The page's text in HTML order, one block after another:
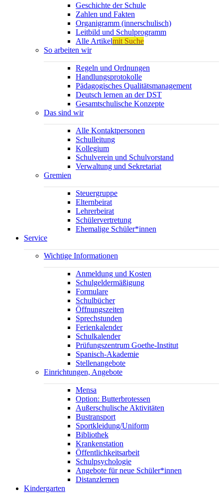
Geschichte der Schule
Zahlen und Fakten
Organigramm (innerschulisch)
Leitbild und Schulprogramm
Alle Artikelmit Suche
So arbeiten wir
Regeln und Ordnungen
Handlungsprotokolle
Pädagogisches Qualitätsmanagement
Deutsch lernen an der DST
Gesamtschulische Konzepte
Das sind wir
Alle Kontaktpersonen
Schulleitung
Kollegium
Schulverein und Schulvorstand
Verwaltung und Sekretariat
Gremien
Steuergruppe
Elternbeirat
Lehrerbeirat
Schülervertretung
Ehemalige Schüler*innen
Service
Wichtige Informationen
Anmeldung und Kosten
Schulgeldermäßigung
Formulare
Schulbücher
Öffnungszeiten
Sprechstunden
Ferienkalender
Schulkalender
Prüfungszentrum Goethe-Institut
Spanisch-Akademie
Stellenangebote
Einrichtungen, Angebote
Mensa
Option: Butterbrotessen
Außerschulische Aktivitäten
Bustransport
Sportkleidung/Uniform
Bibliothek
Krankenstation
Öffentlichkeitsarbeit
Schulpsychologie
Angebote für neue Schüler*innen
Distanzlernen
Kindergarten